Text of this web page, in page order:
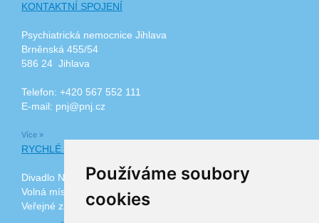
Používáme soubory
cookies
KONTAKTNÍ SPOJENÍ
Psychiatrická nemocnice Jihlava
Brněnská 455/54
586 24 Jihlava
Telefon: +420 567 552 111
E-mail: pnj@pnj.cz
Více »
RYCHLÉ ODKAZY
Divadlo Na Kopečku
Volná místa
Veřejné zakázky